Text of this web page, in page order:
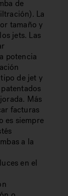
de
La
tamaño y
jets. Las
potencia
de jet y
Más
facturas
es siempre
a la
en el